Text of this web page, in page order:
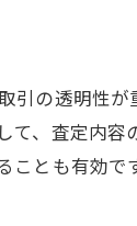
張買取と買取
出張買取利用
取価格保証付
引の透明性
、査定内
とも有効
お気軽に
お気軽に